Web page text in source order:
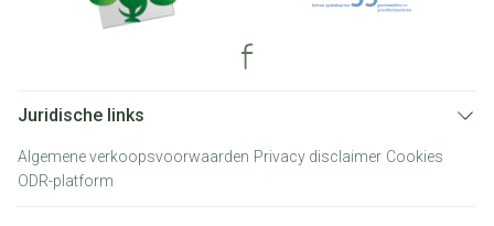
Juridische links
Algemene verkoopsvoorwaarden Privacy disclaimer Cookies
ODR-platform